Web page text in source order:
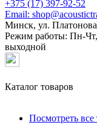
+375 (17) 397-92-52
Email:
Минск, ул. Платонова
Режим работы: Пн-
выходной
Каталог товаров
Посмотреть все